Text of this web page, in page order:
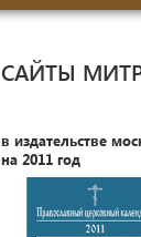
САЙТЫ
в издательстве
на 2011 год